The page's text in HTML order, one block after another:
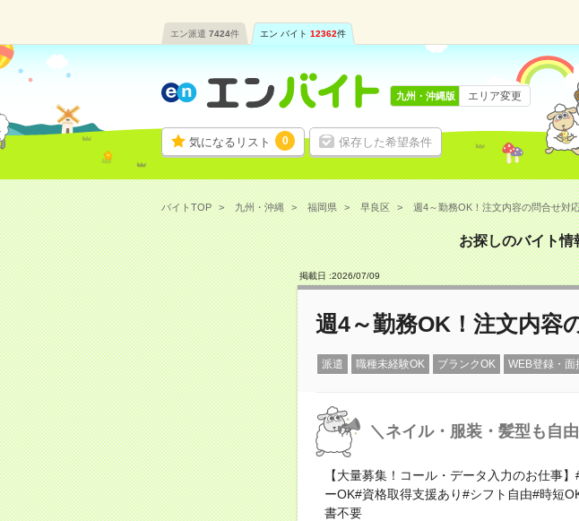
エン派遣 7424件 エン バイト 12362件
気になるリスト 0 保存した希望条件
九州・沖縄版 エリア変更
バイトTOP 九州・沖縄 福岡県 早良区 週4～勤務OK！注文内容の問合せ対
お探しのバイト情
掲載日 :2026/07/09
週4～勤務OK！注文内容
派遣 職種未経験OK ブランクOK WEB登録・面
＼ネイル・服装・髪型も自
【大量募集！コール・データ入力のお仕事
ーOK#資格取得支援あり#シフト自由#時短
書不要